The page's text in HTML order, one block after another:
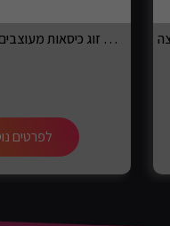
זוג כיסאות מעוצבים לפינת אוכל דגם GARDA בצבע אפור
לפרטים